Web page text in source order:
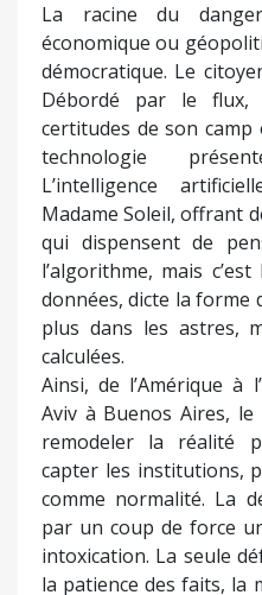
La racine du
économique ou
démocratique. Le
Débordé par le
certitudes de son camp
technologie
L’intelligence
Madame Soleil, offrant
qui dispensent de
l’algorithme, mais
données, dicte la forme
plus dans les astres,
calculées.
Ainsi, de l’Amérique à
Aviv à Buenos Aires,
remodeler la réalité
capter les institutions,
comme normalité. La
par un coup de force
intoxication. La seule
la patience des faits, la